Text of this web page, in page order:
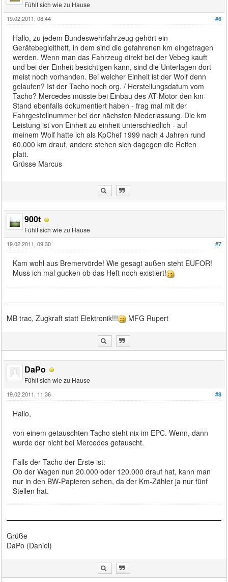
Fühlt sich wie zu Hause
#6
19.02.2011, 08:44
Hallo, zu jedem Bundeswehrfahrzeug gehört ein
Gerätebegleitheft, in dem sind die gefahrenen km eingetragen
werden. Wenn man das Fahrzeug direkt bei der Vebeg kauft
und bei der Einheit besichtigen kann, sind die Unterlagen dort
meist noch vorhanden. Bei welcher Einheit ist der Wolf denn
gelaufen? Ist der Tacho noch org. / Herstellungsdatum vom
Tacho? Mercedes müsste bei Einbau des AT-Motor den km-
Stand ebenfalls dokumentiert haben - frag mal mit der
Fahrgestellnummer bei der nächsten Niederlassung. Die km
Leistung ist von Einheit zu einheit unterschiedlich - auf
meinem Wolf hatte ich als KpChef 1999 nach 4 Jahren rund
60.000 km drauf, andere stehen sich dagegen die Reifen
platt.
Grüsse Marcus
900t
Fühlt sich wie zu Hause
#7
19.02.2011, 09:30
Kam wohl aus Bremervörde! Wie gesagt außen steht EUFOR!
Muss ich mal gucken ob das Heft noch existiert!
MB trac, Zugkraft statt Elektronik!!! MFG Rupert
DaPo
Fühlt sich wie zu Hause
#8
19.02.2011, 11:36
Hallo,
von einem getauschten Tacho steht nix im EPC. Wenn, dann
wurde der nicht bei Mercedes getauscht.
Falls der Tacho der Erste ist:
Ob der Wagen nun 20.000 oder 120.000 drauf hat, kann man
nur in den BW-Papieren sehen, da der Km-Zähler ja nur fünf
Stellen hat.
Grüße
DaPo (Daniel)